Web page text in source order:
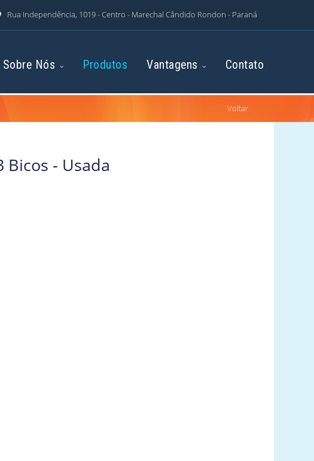
Rua Independência, 1019 - Centro - Marechal Cândido Rondon - Paraná
Sobre Nós Produtos Vantagens Contato
Voltar
- Usada